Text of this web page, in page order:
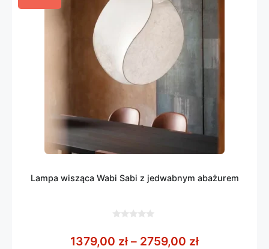
Lampa wisząca Wabi Sabi z jedwabnym abażurem
5
1379,00 zł – 2759,00 złZakres cen: